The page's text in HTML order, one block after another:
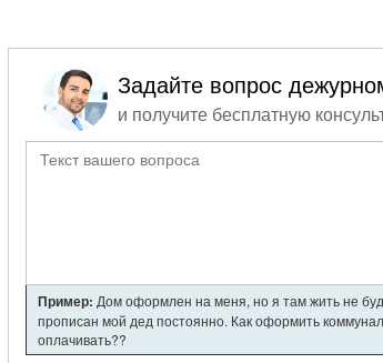
Задайте вопрос
и получите бесплатную
Пример: Дом оформлен на меня, но я там жить не
прописан мой дед постоянно. Как оформить
оплачивать??